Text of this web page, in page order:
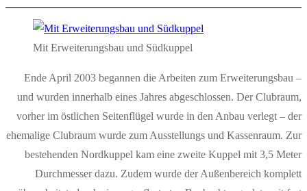
Mit Erweiterungsbau und Südkuppel
Ende April 2003 begannen die Arbeiten zum Erweiterungsbau –
und wurden innerhalb eines Jahres abgeschlossen. Der Clubraum,
vorher im östlichen Seitenflügel wurde in den Anbau verlegt – der
ehemalige Clubraum wurde zum Ausstellungs und Kassenraum. Zur
bestehenden Nordkuppel kam eine zweite Kuppel mit 3,5 Meter
Durchmesser dazu. Zudem wurde der Außenbereich komplett